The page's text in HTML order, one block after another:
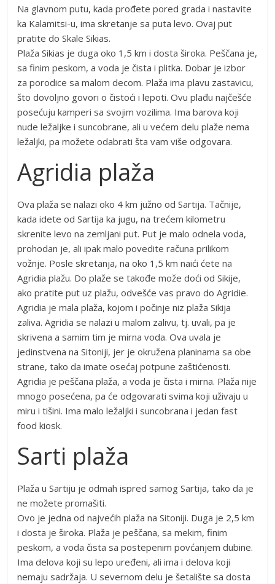
Na glavnom putu, kada prođete pored grada i nastavite
ka Kalamitsi-u, ima skretanje sa puta levo. Ovaj put
pratite do Skale Sikias.
Plaža Sikias je duga oko 1,5 km i dosta široka. Peščana je,
sa finim peskom, a voda je čista i plitka. Dobar je izbor
za porodice sa malom decom. Plaža ima plavu zastavicu,
što dovoljno govori o čistoći i lepoti. Ovu plađu najčešće
posećuju kamperi sa svojim vozilima. Ima barova koji
nude ležaljke i suncobrane, ali u većem delu plaže nema
ležaljki, pa možete odabrati šta vam više odgovara.
Agridia plaža
Ova plaža se nalazi oko 4 km južno od Sartija. Tačnije,
kada idete od Sartija ka jugu, na trećem kilometru
skrenite levo na zemljani put. Put je malo odnela voda,
prohodan je, ali ipak malo povedite računa prilikom
vožnje. Posle skretanja, na oko 1,5 km naići ćete na
Agridia plažu. Do plaže se takođe može doći od Sikije,
ako pratite put uz plažu, odvešće vas pravo do Agridie.
Agridia je mala plaža, kojom i počinje niz plaža Sikija
zaliva. Agridia se nalazi u malom zalivu, tj. uvali, pa je
skrivena a samim tim je mirna voda. Ova uvala je
jedinstvena na Sitoniji, jer je okružena planinama sa obe
strane, tako da imate osećaj potpune zaštićenosti.
Agridia je peščana plaža, a voda je čista i mirna. Plaža nije
mnogo posećena, pa će odgovarati svima koji uživaju u
miru i tišini. Ima malo ležaljki i suncobrana i jedan fast
food kiosk.
Sarti plaža
Plaža u Sartiju je odmah ispred samog Sartija, tako da je
ne možete promašiti.
Ovo je jedna od najvećih plaža na Sitoniji. Duga je 2,5 km
i dosta je široka. Plaža je peščana, sa mekim, finim
peskom, a voda čista sa postepenim povćanjem dubine.
Ima delova koji su lepo uređeni, ali ima i delova koji
nemaju sadržaja. U severnom delu je šetalište sa dosta